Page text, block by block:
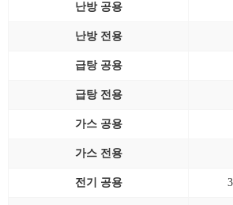
난방 공용
난방 전용
급탕 공용
급탕 전용
가스 공용
가스 전용
전기 공용